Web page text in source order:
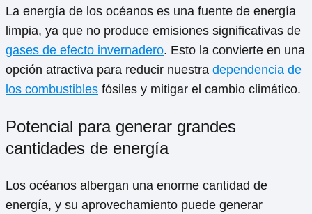
La energía de los océanos es una fuente de energía
limpia, ya que no produce emisiones significativas de
gases de efecto invernadero. Esto la convierte en una
opción atractiva para reducir nuestra dependencia de
los combustibles fósiles y mitigar el cambio climático.
Potencial para generar grandes
cantidades de energía
Los océanos albergan una enorme cantidad de
energía, y su aprovechamiento puede generar